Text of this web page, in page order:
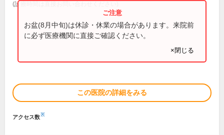
(診療時間は直接お問い合わせください)
お盆(8月中旬)は休診・休業の場合があります。来院前
に必ず医療機関に直接ご確認ください。
×閉じる
この医院の詳細をみる
アクセス数※